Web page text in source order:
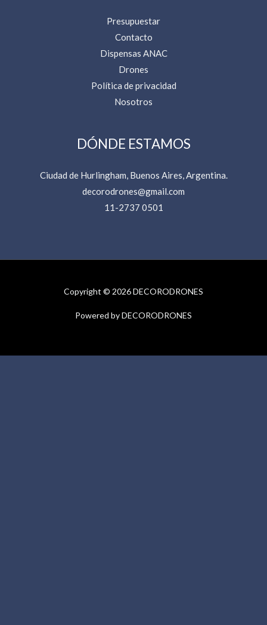
Presupuestar
Contacto
Dispensas ANAC
Drones
Política de privacidad
Nosotros
DÓNDE ESTAMOS
Ciudad de Hurlingham, Buenos Aires, Argentina.
decorodrones@gmail.com
11-2737 0501
Copyright © 2026 DECORODRONES
Powered by DECORODRONES